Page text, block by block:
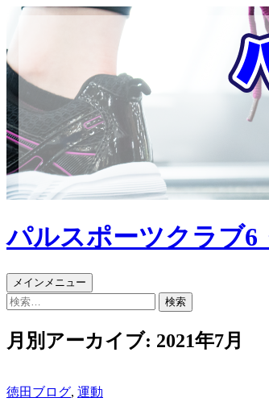
パルスポーツクラブ6
検
索
メインメニュー コ
ン
テ
ン
ツ
キ
検
月別アーカイブ: 2021年7月
徳田ブログ, 運動